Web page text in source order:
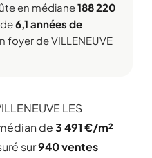
en médiane188 220
6,1 années de
foyer de VILLENEUVE
LES
de3 491 €/m²
sur940 ventes